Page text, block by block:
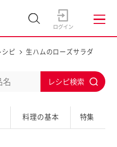
シピ 生ハムのローズサラダ
料理の基本 特集
b